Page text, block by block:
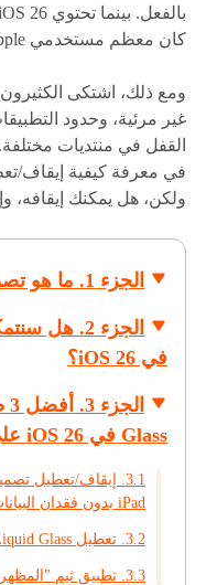
كان معظم مستخدمي Apple مندهشين من تصميم Liquid Glass.
ومع ذلك، اشتكى
غير مرئية، وحدود
القفل في منتديات
ولكن، هل يمكنك إيقافه،
الجزء 1. ما هو تصميم Liquid Glass في iOS 26؟
في iOS 26؟
Glass في iOS 26 على iPhone و iPad
iPad بدون فقدان البيانات 【سهل وسريع】
3.2. تعطيل Liquid Glass عبر إعدادات النظام
3.3. تطبيق ثيم "المظهر الشفاف" (اختياري)